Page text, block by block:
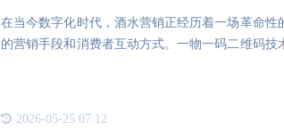
在当今数字化时代，酒水营销正经历着一场革命
的营销手段和消费者互动方式。一物一码二维码
2026-05-25 07:12